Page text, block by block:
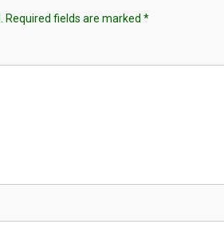
Required fields are marked *